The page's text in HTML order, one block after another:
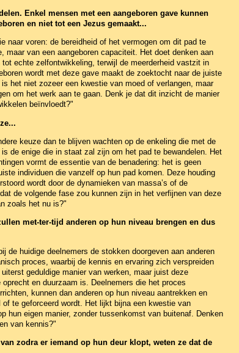
Enkel mensen met een aangeboren gave kunnen
en niet tot een Jezus gemaakt...
naar voren: de bereidheid of het vermogen om dit pad te
maar van een aangeboren capaciteit. Het doet denken aan
echte zelfontwikkeling, terwijl de meerderheid vastzit in
wordt met deze gave maakt de zoektocht naar de juiste
het niet zozeer een kwestie van moed of verlangen, maar
om het werk aan te gaan. Denk je dat dit inzicht de manier
beïnvloedt?"
keuze dan te blijven wachten op de enkeling die met de
de enige die in staat zal zijn om het pad te bewandelen. Het
vormt de essentie van de benadering: het is geen
individuen die vanzelf op hun pad komen. Deze houding
wordt door de dynamieken van massa’s of de
de volgende fase zou kunnen zijn in het verfijnen van deze
zoals het nu is?"
met-ter-tijd anderen op hun niveau brengen en dus
de huidige deelnemers de stokken doorgeven aan anderen
proces, waarbij de kennis en ervaring zich verspreiden
geduldige manier van werken, maar juist deze
en duurzaam is. Deelnemers die het proces
kunnen dan anderen op hun niveau aantrekken en
te geforceerd wordt. Het lijkt bijna een kwestie van
hun eigen manier, zonder tussenkomst van buitenaf. Denken
van kennis?"
zodra er iemand op hun deur klopt, weten ze dat de